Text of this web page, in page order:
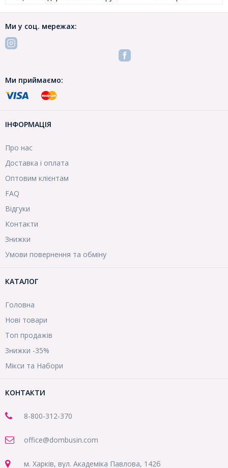
Ми у соц. мережах:
Ми приймаємо:
ІНФОРМАЦІЯ
Про нас
Доставка і оплата
Оптовим клієнтам
FAQ
Відгуки
Контакти
Знижки
Умови повернення та обміну
КАТАЛОГ
Головна
Нові товари
Топ продажів
Знижки -35%
Мікси та Набори
КОНТАКТИ
8-800-312-370
office@dombusin.com
м. Харків, вул. Академіка Павлова, 142б